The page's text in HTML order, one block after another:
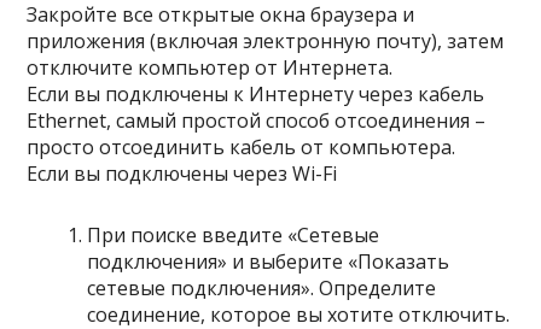
Закройте все открытые окна браузера и
приложения (включая электронную почту), затем
отключите компьютер от Интернета.
Если вы подключены к Интернету через кабель
Ethernet, самый простой способ отсоединения –
просто отсоединить кабель от компьютера.
Если вы подключены через Wi-Fi
При поиске введите «Сетевые
подключения» и выберите «Показать
сетевые подключения». Определите
соединение, которое вы хотите отключить.